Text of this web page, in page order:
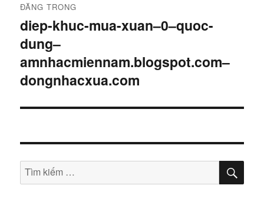
hướng
bài
viết
ĐĂNG TRONG
diep-khuc-mua-xuan–0–quoc-
dung–
amnhacmiennam.blogspot.com–
dongnhacxua.com
Tìm
kiếm:
TÌM